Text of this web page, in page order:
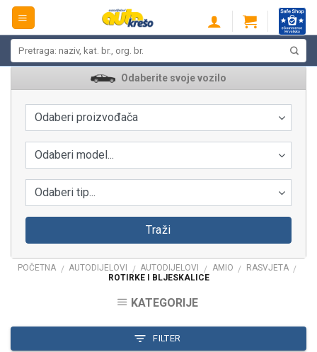
Skip
content
Odaberite svoje vozilo
Odaberi proizvođača
Odaberi model...
Odaberi tip...
Traži
POČETNA / AUTODIJELOVI / AUTODIJELOVI / AMIO / RASVJETA /
ROTIRKE I BLJESKALICE
KATEGORIJE
FILTER